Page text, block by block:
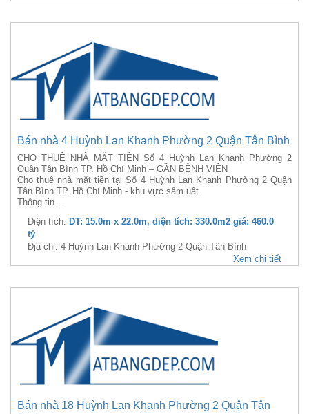
Bán nhà 4 Huỳnh Lan Khanh Phường 2 Quận Tân Bình
CHO THUÊ NHÀ MẶT TIỀN Số 4 Huỳnh Lan Khanh Phường 2
Quận Tân Bình TP. Hồ Chí Minh – GẦN BỆNH VIỆN
Cho thuê nhà mặt tiền tại Số 4 Huỳnh Lan Khanh Phường 2 Quận
Tân Bình TP. Hồ Chí Minh - khu vực sầm uất.
Thông tin...
Diện tích: DT: 15.0m x 22.0m, diện tích: 330.0m2 giá: 460.0
tỷ
Địa chỉ: 4 Huỳnh Lan Khanh Phường 2 Quận Tân Bình
Xem chi tiết
Bán nhà 18 Huỳnh Lan Khanh Phường 2 Quận Tân